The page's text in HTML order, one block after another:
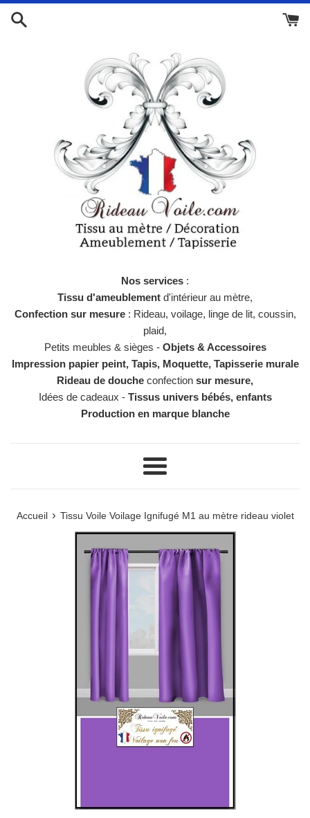
Passer
Nos services :
Tissu d'ameublement d'intérieur au mètre,
Confection sur mesure: Rideau, voilage, linge de lit, coussin,
plaid,
Petits meubles & sièges - Objets & Accessoires
Impression papier peint, Tapis, Moquette, Tapisserie murale
Rideau de douche confection sur mesure,
Idées de cadeaux - Tissus univers bébés, enfants
Production en marque blanche
Menu
Accueil › Tissu Voile Voilage Ignifugé M1 au mètre rideau violet